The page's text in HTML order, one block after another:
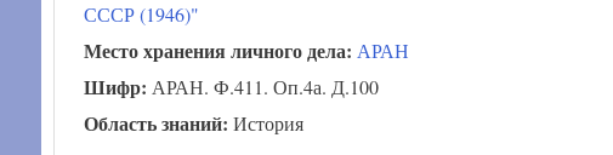
СССР (1946)"
Место хранения личного дела: АРАН
Шифр: АРАН. Ф.411. Оп.4а. Д.100
Область знаний: История